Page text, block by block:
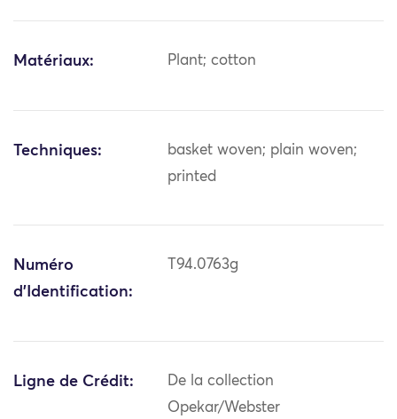
Matériaux: Plant; cotton
Techniques:
basket woven; plain woven;
printed
Numéro
d'Identification:
T94.0763g
Ligne de Crédit:
De la collection
Opekar/Webster